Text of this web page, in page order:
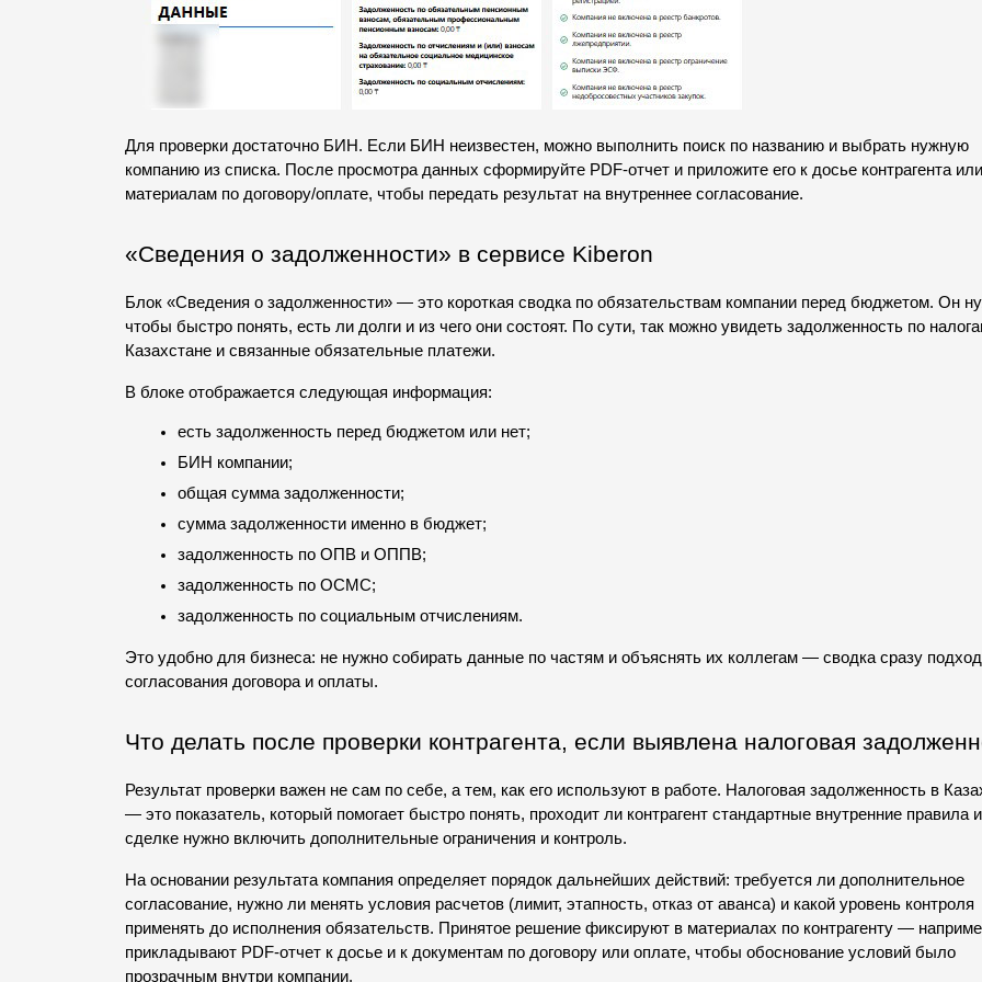
Для проверки достаточно БИН. Если БИН неизвестен, можно выполнить поиск по названию и выбрать нужную
компанию из списка. После просмотра данных сформируйте PDF-отчет и приложите его к досье контрагента или
материалам по договору/оплате, чтобы передать результат на внутреннее согласование.
«Сведения о задолженности» в сервисе Kiberon
Блок «Сведения о задолженности» — это короткая сводка по обязательствам компании перед бюджетом. Он
чтобы быстро понять, есть ли долги и из чего они состоят. По сути, так можно увидеть задолженность по
Казахстане и связанные обязательные платежи.
В блоке отображается следующая информация:
есть задолженность перед бюджетом или нет;
БИН компании;
общая сумма задолженности;
сумма задолженности именно в бюджет;
задолженность по ОПВ и ОППВ;
задолженность по ОСМС;
задолженность по социальным отчислениям.
Это удобно для бизнеса: не нужно собирать данные по частям и объяснять их коллегам — сводка сразу
согласования договора и оплаты.
Что делать после проверки контрагента, если выявлена налоговая
Результат проверки важен не сам по себе, а тем, как его используют в работе. Налоговая задолженность в
— это показатель, который помогает быстро понять, проходит ли контрагент стандартные внутренние правила
сделке нужно включить дополнительные ограничения и контроль.
На основании результата компания определяет порядок дальнейших действий: требуется ли дополнительное
согласование, нужно ли менять условия расчетов (лимит, этапность, отказ от аванса) и какой уровень контроля
применять до исполнения обязательств. Принятое решение фиксируют в материалах по контрагенту —
прикладывают PDF-отчет к досье и к документам по договору или оплате, чтобы обоснование условий было
прозрачным внутри компании.